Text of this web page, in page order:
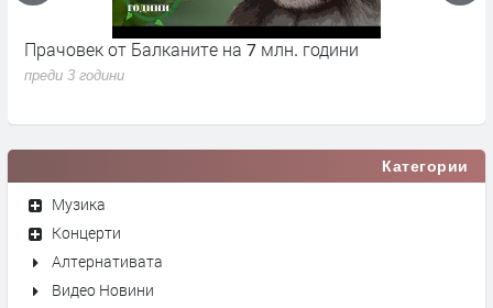
Прачовек от Балканите на 7 млн. години
преди 3 години
Категории
Музика
Концерти
Алтернативата
Видео Новини